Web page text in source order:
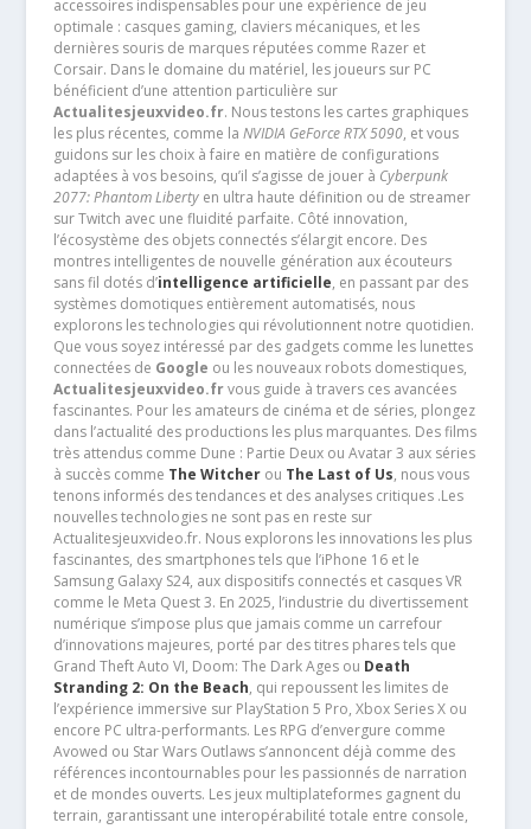
accessoires indispensables pour une expérience de jeu
optimale : casques gaming, claviers mécaniques, et les
dernières souris de marques réputées comme Razer et
Corsair. Dans le domaine du matériel, les joueurs sur PC
bénéficient d’une attention particulière sur
Actualitesjeuxvideo.fr. Nous testons les cartes graphiques
les plus récentes, comme la NVIDIA GeForce RTX 5090, et vous
guidons sur les choix à faire en matière de configurations
adaptées à vos besoins, qu’il s’agisse de jouer à Cyberpunk
2077: Phantom Libertyen ultra haute définition ou de streamer
sur Twitch avec une fluidité parfaite. Côté innovation,
l’écosystème des objets connectés s’élargit encore. Des
montres intelligentes de nouvelle génération aux écouteurs
sans fil dotés d’intelligence artificielle, en passant par des
systèmes domotiques entièrement automatisés, nous
explorons les technologies qui révolutionnent notre quotidien.
Que vous soyez intéressé par des gadgets comme les lunettes
connectées de Google ou les nouveaux robots domestiques,
Actualitesjeuxvideo.frvous guide à travers ces avancées
fascinantes. Pour les amateurs de cinéma et de séries, plongez
dans l’actualité des productions les plus marquantes. Des films
très attendus comme Dune : Partie Deux ou Avatar 3 aux séries
à succès comme The Witcherou The Last of Us, nous vous
tenons informés des tendances et des analyses critiques .Les
nouvelles technologies ne sont pas en reste sur
Actualitesjeuxvideo.fr. Nous explorons les innovations les plus
fascinantes, des smartphones tels que l’iPhone 16 et le
Samsung Galaxy S24, aux dispositifs connectés et casques VR
comme le Meta Quest 3. En 2025, l’industrie du divertissement
numérique s’impose plus que jamais comme un carrefour
d’innovations majeures, porté par des titres phares tels que
Grand Theft Auto VI, Doom: The Dark Ages ou Death
Stranding 2: On the Beach, qui repoussent les limites de
l’expérience immersive sur PlayStation 5 Pro, Xbox Series X ou
encore PC ultra-performants. Les RPG d’envergure comme
Avowed ou Star Wars Outlaws s’annoncent déjà comme des
références incontournables pour les passionnés de narration
et de mondes ouverts. Les jeux multiplateformes gagnent du
terrain, garantissant une interopérabilité totale entre console,